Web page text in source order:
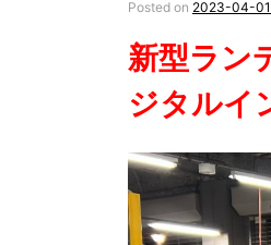
Posted on 2023-04-01
新型ラン
ジタルイ